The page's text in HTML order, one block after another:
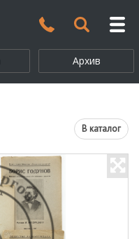
Архив
В каталог